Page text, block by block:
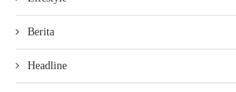
Berita
Headline